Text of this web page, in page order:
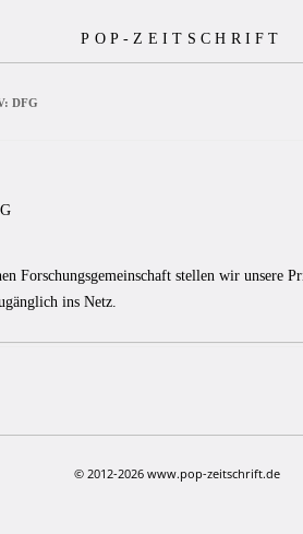
POP-ZEITSCHRIFT
DFG
Forschungsgemeinschaft stellen wir unsere
ins Netz.
© 2012-2026 www.pop-zeitschrift.de